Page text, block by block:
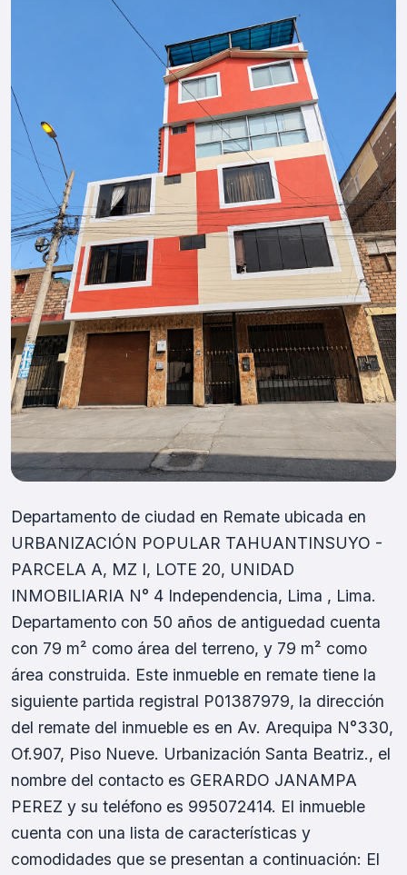
Departamento de ciudad en Remate ubicada en
URBANIZACIÓN POPULAR TAHUANTINSUYO -
PARCELA A, MZ I, LOTE 20, UNIDAD
INMOBILIARIA N° 4 Independencia, Lima , Lima.
Departamento con 50 años de antiguedad cuenta
con 79 m² como área del terreno, y 79 m² como
área construida. Este inmueble en remate tiene la
siguiente partida registral P01387979, la dirección
del remate del inmueble es en Av. Arequipa N°330,
Of.907, Piso Nueve. Urbanización Santa Beatriz., el
nombre del contacto es GERARDO JANAMPA
PEREZ y su teléfono es 995072414. El inmueble
cuenta con una lista de características y
comodidades que se presentan a continuación: El